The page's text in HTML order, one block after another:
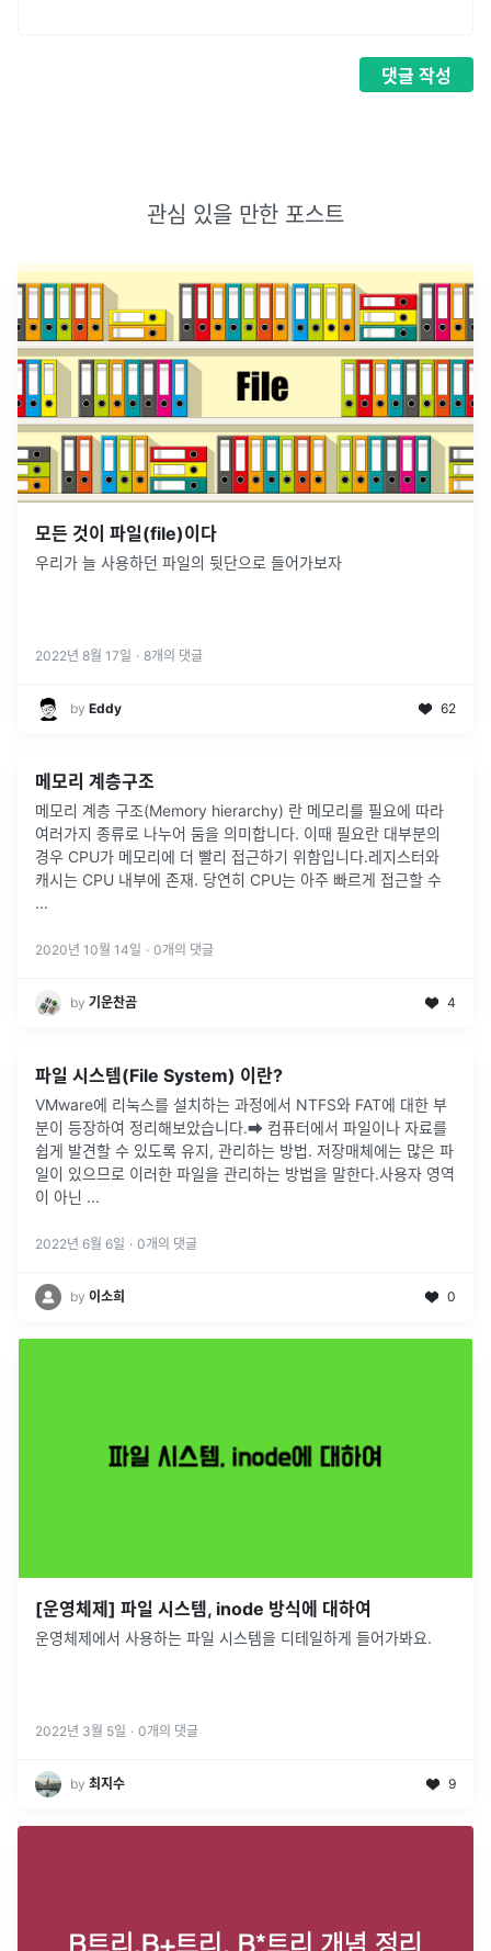
댓글 작성
관심 있을 만한 포스트
모든 것이 파일(file)이다
우리가 늘 사용하던 파일의 뒷단으로 들어가보자
2022년 8월 17일 · 8개의 댓글
by Eddy 62
메모리 계층구조
메모리 계층 구조(Memory hierarchy) 란 메모리를 필요에 따라
여러가지 종류로 나누어 둠을 의미합니다. 이때 필요란 대부분의
경우 CPU가 메모리에 더 빨리 접근하기 위함입니다.레지스터와
캐시는 CPU 내부에 존재. 당연히 CPU는 아주 빠르게 접근할 수
...
2020년 10월 14일 · 0개의 댓글
by 기운찬곰 4
파일 시스템(File System) 이란?
VMware에 리눅스를 설치하는 과정에서 NTFS와 FAT에 대한 부
분이 등장하여 정리해보았습니다.➡️ 컴퓨터에서 파일이나 자료를
쉽게 발견할 수 있도록 유지, 관리하는 방법. 저장매체에는 많은 파
일이 있으므로 이러한 파일을 관리하는 방법을 말한다.사용자 영역
이 아닌 ...
2022년 6월 6일 · 0개의 댓글
by 이소희 0
[운영체제] 파일 시스템, inode 방식에 대하여
운영체제에서 사용하는 파일 시스템을 디테일하게 들어가봐요.
2022년 3월 5일 · 0개의 댓글
by 최지수 9